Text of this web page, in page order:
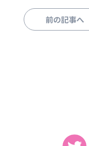
前の記事へ